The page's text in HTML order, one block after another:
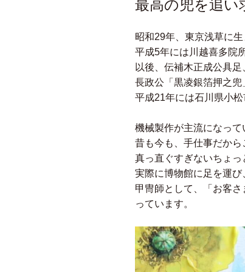
最高の兜を追い
昭和29年、東京浅草に
平成5年には川越喜多院
以後、伝補木正成公具
長政公「黒凌銀箔押之兜
平成21年には石川県小
機械製作が主流になって
昔も今も、手仕事だから
真っ直ぐすぎないちょっ
実際に博物館に足を運び
甲冑師として、「お客
っています。